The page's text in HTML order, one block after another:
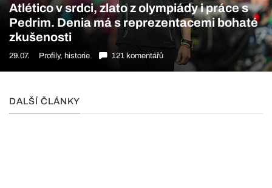
Atlético v srdci, zlato z olympiády i práce s
Pedrim. Denia má s reprezentacemi bohaté
zkušenosti
29.07. Profily, historie 121 komentářů
DALŠÍ ČLÁNKY